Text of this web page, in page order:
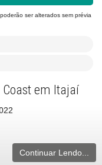
ser alterados sem prévia
em Itajaí
Continuar Lendo...